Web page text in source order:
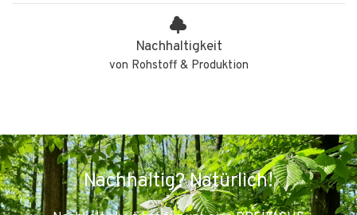
Nachhaltigkeit
von Rohstoff & Produktion
Nachhaltig? Natürlich!